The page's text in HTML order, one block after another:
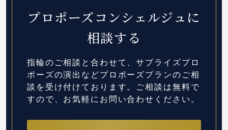
プロポーズコンシェルジュに
相談する
指輪のご相談と合わせて、サプライズプロ
ポーズの演出などプロポーズプランのご相
談を受け付けております。 ご相談は無料で
すので、お気軽にお問い合わせください。